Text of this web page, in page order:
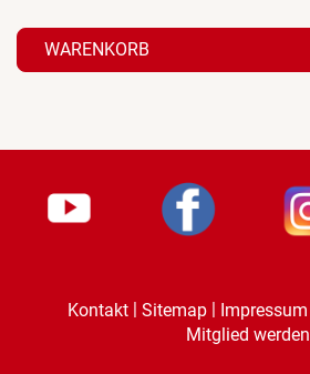
WARENKORB
Kontakt | Sitemap | Impressum
Mitglied werden